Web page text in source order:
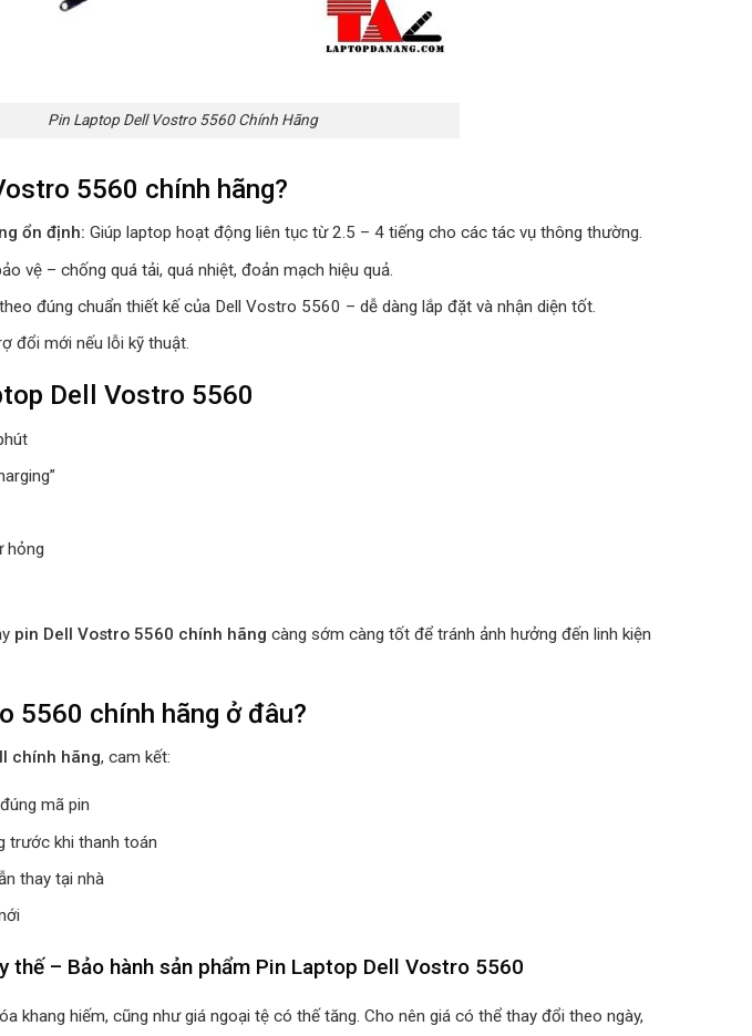
Pin Laptop Dell Vostro 5560 Chính Hãng
5560 chính hãng?
ổn định: Giúp laptop hoạt động liên tục từ 2.5 – 4 tiếng cho các tác vụ thông thường.
vệ – chống quá tải, quá nhiệt, đoản mạch hiệu quả.
đúng chuẩn thiết kế của Dell Vostro 5560 – dễ dàng lắp đặt và nhận diện tốt.
đổi mới nếu lỗi kỹ thuật.
Dell Vostro 5560
hỏng
pin Dell Vostro 5560 chính hãng càng sớm càng tốt để tránh ảnh hưởng đến linh kiện
5560 chính hãng ở đâu?
chính hãng, cam kết:
mã pin
trước khi thanh toán
thay tại nhà
thế – Bảo hành sản phẩm Pin Laptop Dell Vostro 5560
khang hiếm, cũng như giá ngoại tệ có thế tăng. Cho nên giá có thể thay đổi theo ngày,